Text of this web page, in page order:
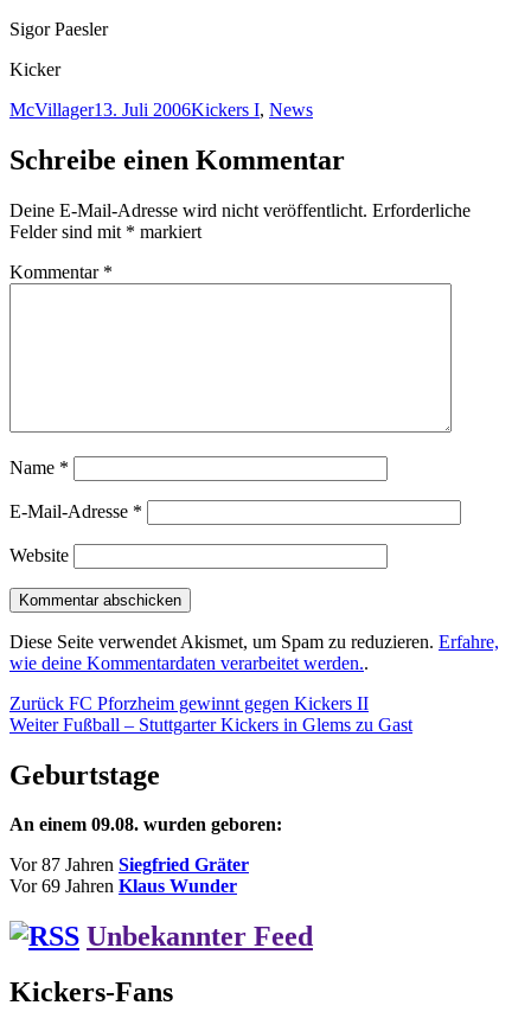
Sigor Paesler
Kicker
Autor
McVillagerVeröffentlicht
13. Juli 2006Kategorien
Kickers I, News
Schreibe einen Kommentar
Deine E-Mail-Adresse wird nicht veröffentlicht. Erforderliche
Felder sind mit * markiert
Kommentar *
Name *
E-Mail-Adresse *
Website
Diese Seite verwendet Akismet, um Spam zu reduzieren. Erfahre,
wie deine Kommentardaten verarbeitet werden..
Beitragsnavigation
Zurück Vorheriger
Beitrag:
FC Pforzheim gewinnt gegen Kickers II
Weiter Nächster
Fußball – Stuttgarter Kickers in Glems zu Gast
Geburtstage
An einem 09.08. wurden geboren:
Vor 87 Jahren Siegfried Gräter
Vor 69 Jahren Klaus Wunder
Unbekannter Feed
Kickers-Fans